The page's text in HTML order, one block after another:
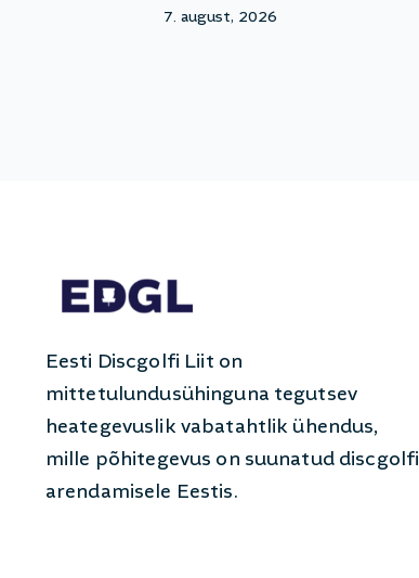
7. august, 2026
Eesti Discgolfi Liit on
mittetulundusühinguna tegutsev
heategevuslik vabatahtlik ühendus,
mille põhitegevus on suunatud discgolfi
arendamisele Eestis.